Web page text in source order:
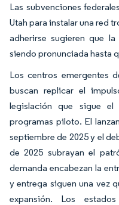
Las subvenciones
Utah para instalar una red
adherirse sugieren que
siendo pronunciada hasta
Los centros emergentes
buscan replicar el
legislación que sigue
programas piloto. El
septiembre de 2025 y el
de 2025 subrayan el
demanda encabezan la
y entrega siguen una vez
expansión. Los